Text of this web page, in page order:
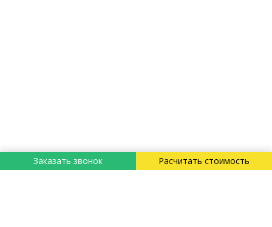
Заказать звонок Расчитать стоимость